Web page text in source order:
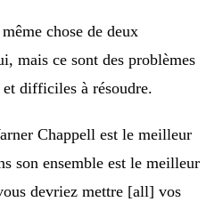
chose de deux
mais ce sont des problèmes
difficiles à résoudre.
Chappell est le meilleur
son ensemble est le meilleur
devriez mettre [all] vos